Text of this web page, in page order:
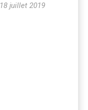
18 juillet 2019